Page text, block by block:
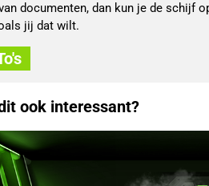
documenten, dan kun je de schijf
jij dat wilt.
ook interessant?